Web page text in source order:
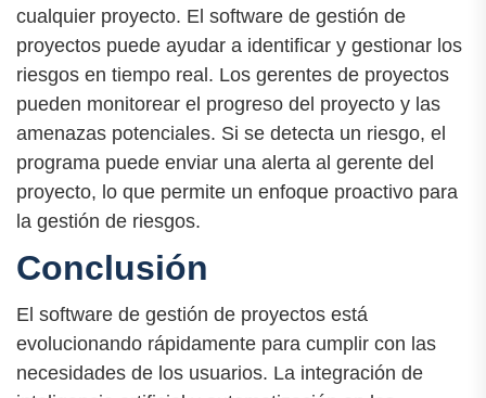
cualquier proyecto. El software de gestión de
proyectos puede ayudar a identificar y gestionar los
riesgos en tiempo real. Los gerentes de proyectos
pueden monitorear el progreso del proyecto y las
amenazas potenciales. Si se detecta un riesgo, el
programa puede enviar una alerta al gerente del
proyecto, lo que permite un enfoque proactivo para
la gestión de riesgos.
Conclusión
El software de gestión de proyectos está
evolucionando rápidamente para cumplir con las
necesidades de los usuarios. La integración de